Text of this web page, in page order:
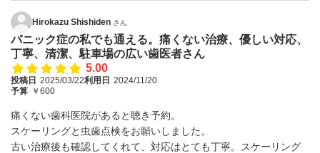
Hirokazu Shishiden さん
パニック症の私でも通える。痛くない治療、優しい対応、
丁寧、清潔、駐車場の広い歯医者さん
5.00
投稿日 2025/03/22利用日 2024/11/20
予算 ￥600
痛くない歯科医院があると聴き予約。
スケーリングと虫歯点検をお願いしました。
古い治療後も確認してくれて、対応はとても丁寧。スケーリング